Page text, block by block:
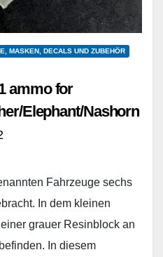
MASKEN, DECALS UND ZUBEHÖR
ammo for
Elephant/Nashorn
Fahrzeuge sechs
In dem kleinen
grauer Resinblock an
In diesem